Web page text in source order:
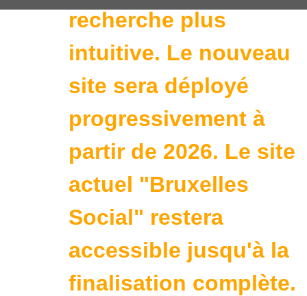
recherche plus
intuitive. Le nouveau
site sera déployé
progressivement à
partir de 2026. Le site
actuel "Bruxelles
Social" restera
accessible jusqu'à la
finalisation complète.